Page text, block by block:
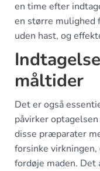
en time efter
en større mulighed
uden hast, og
måltider
Det er også
påvirker
disse præparater
forsinke
fordøje maden. Det